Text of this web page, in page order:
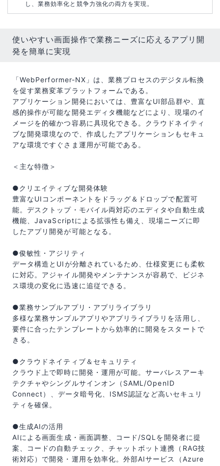
し、業務効率化と競争力強化の両方を実現。
使いやすい画面操作で業務ニーズに応えるアプリ開
発を簡単に実現
「WebPerformer-NX」は、業務プロセスのデジタル転換
を促す業務変革プラットフォームである。
アプリケーション開発においては、豊富なUI部品群や、直
感的操作が可能な開発エディタ機能などにより、現場のイ
メージを的確かつ容易に具現化できる。クラウドネイティ
ブな開発環境なので、作成したアプリケーションもセキュ
アな環境ですぐさま運用が可能である。
＜主な特徴＞
●クリエイティブな開発体験
豊富なUIコンポーネントをドラッグ＆ドロップで配置可
能。デスクトップ・モバイル両対応のエディタや自動生成
機能、JavaScriptによる拡張性も備え、現場ニーズに即
したアプリ開発が可能となる。
●俊敏性・アジリティ
データ構造とUIが分離されているため、仕様変更にも柔軟
に対応。アジャイル開発やメンテナンスが容易で、ビジネ
ス環境の変化に迅速に追従できる。
●業務サンプルアプリ・アプリライブラリ
多様な業務サンプルアプリやアプリライブラリを活用し、
要件に合ったテンプレートから効率的に開発をスタートで
きる。
●クラウドネイティブ＆セキュリティ
クラウド上で即時に開発・運用が可能。サーバレスアーキ
テクチャやシングルサインオン（SAML/OpenID
Connect）、データ暗号化、ISMS認証など高いセキュリ
ティを確保。
●生成AIの活用
AIによる画面生成・画面調整、コード/SQLを開発者に提
案、コードの自動チェック、チャットボット連携（RAG技
術対応）で開発・運用を効率化。外部AIサービス（Azure